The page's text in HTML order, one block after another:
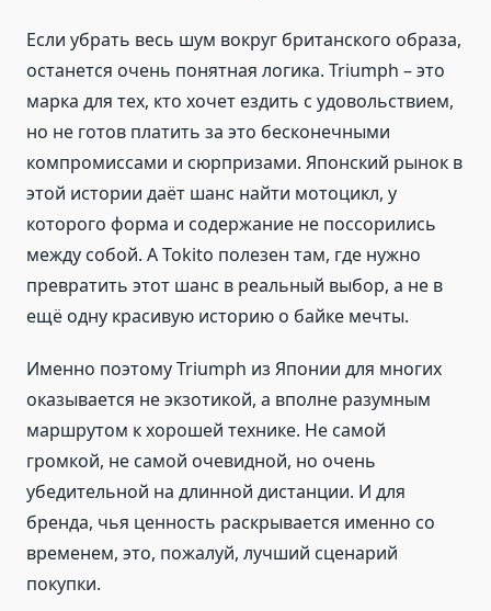
Если убрать весь шум вокруг британского образа,
останется очень понятная логика. Triumph – это
марка для тех, кто хочет ездить с удовольствием,
но не готов платить за это бесконечными
компромиссами и сюрпризами. Японский рынок в
этой истории даёт шанс найти мотоцикл, у
которого форма и содержание не поссорились
между собой. А Tokito полезен там, где нужно
превратить этот шанс в реальный выбор, а не в
ещё одну красивую историю о байке мечты.
Именно поэтому Triumph из Японии для многих
оказывается не экзотикой, а вполне разумным
маршрутом к хорошей технике. Не самой
громкой, не самой очевидной, но очень
убедительной на длинной дистанции. И для
бренда, чья ценность раскрывается именно со
временем, это, пожалуй, лучший сценарий
покупки.